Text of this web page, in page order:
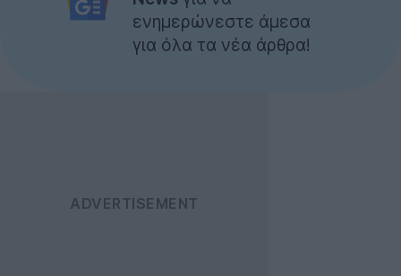
ενημερώνεστε άμεσα
για όλα τα νέα άρθρα!